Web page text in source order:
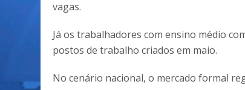
vagas.
Já os trabalhadores com ensino médio
postos de trabalho criados em maio.
No cenário nacional, o mercado formal